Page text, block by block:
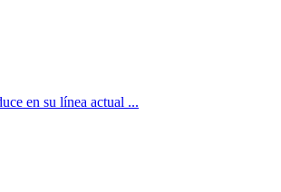
en su línea actual ...